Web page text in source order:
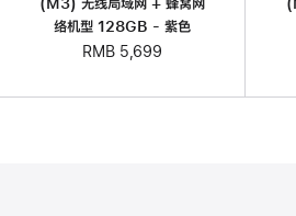
(M3) 无线局域网 + 蜂窝网
络机型 128GB - 紫色
RMB 5,699